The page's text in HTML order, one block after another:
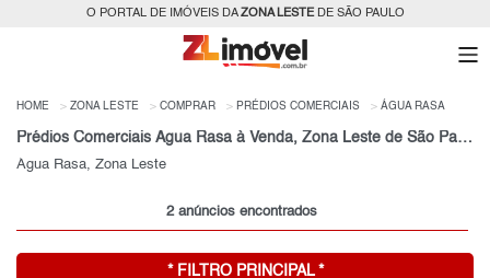
O PORTAL DE IMÓVEIS DAZONA LESTEDE SÃO PAULO
HOME ZONA LESTE COMPRAR PRÉDIOS COMERCIAIS ÁGUA RASA
Prédios Comerciais Água Rasa à Venda, Zona Leste de São Paulo, SP
Água Rasa, Zona Leste
2 anúncios encontrados
* FILTRO PRINCIPAL *